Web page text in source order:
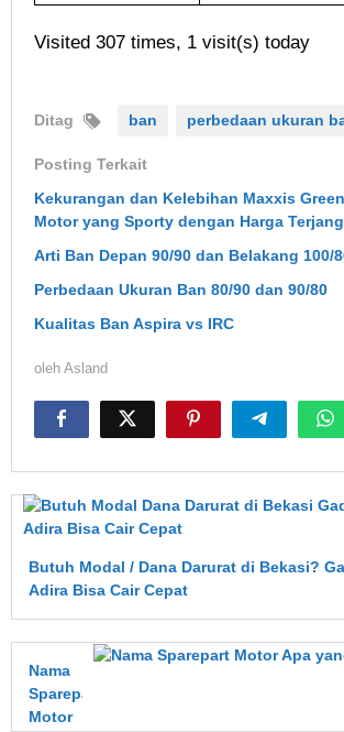
Visited 307 times, 1 visit(s) today
Ditag ban perbedaan ukuran
Posting Terkait
Kekurangan dan Kelebihan Maxxis
Motor yang Sporty dengan Harga
Arti Ban Depan 90/90 dan Belakang 100/
Perbedaan Ukuran Ban 80/90 dan 90/80
Kualitas Ban Aspira vs IRC
oleh Asland
Butuh Modal / Dana Darurat di Bekasi?
Adira Bisa Cair Cepat
Nama
Sparepart
Motor